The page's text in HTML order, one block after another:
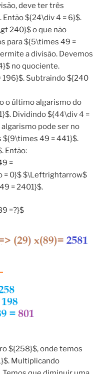
deve ter três
${24\div 4 = 6}$.
240}$ o que não
para ${5\times 49 =
a divisão. Devemos
no quociente.
Subtraindo ${240
o último algarismo do
Dividindo ${44\div 4 =
pode ser no
49 = 441}$.
Então:
=
= 0}$ $\Leftrightarrow$
= 2401}$.
=?}$
${258}$, onde temos
Multiplicando